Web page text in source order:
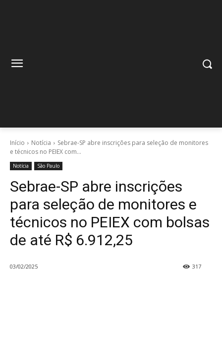
Início Notícia
Sebrae-SP abre inscrições para seleção de monitores
e técnicos no PEIEX com...
Notícia São Paulo
Sebrae-SP abre inscrições
para seleção de monitores e
técnicos no PEIEX com bolsas
de até R$ 6.912,25
03/02/2025 317